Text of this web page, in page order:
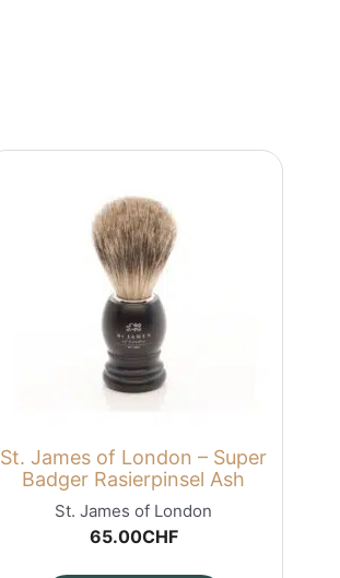
St. James of London – Super
Badger Rasierpinsel Ash
St. James of London
65.00CHF